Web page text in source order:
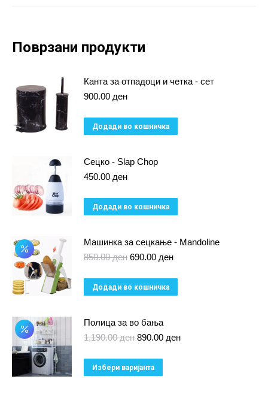
Поврзани продукти
Канта за отпадоци и четка - сет
900.00 ден
Додади во кошничка
Сецко - Slap Chop
450.00 ден
Додади во кошничка
Машинка за сецкање - Mandoline
850.00ден Original
was:
850.00 ден.
690.00 денCurrent
is:
Додади во кошничка
Полица за во бања
1,190.00ден Original
was:
1,190.00 ден.
890.00 денCurrent
Избери варијанта